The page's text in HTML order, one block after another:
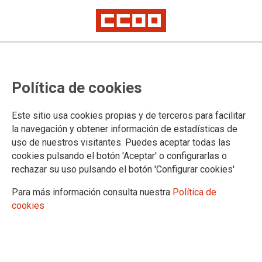
Política de cookies
Este sitio usa cookies propias y de terceros para facilitar
la navegación y obtener información de estadísticas de
uso de nuestros visitantes. Puedes aceptar todas las
cookies pulsando el botón 'Aceptar' o configurarlas o
rechazar su uso pulsando el botón 'Configurar cookies'
Para más información consulta nuestra Política de
cookies
30/04/2026.